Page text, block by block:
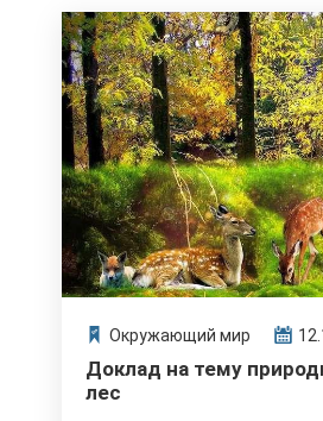
Окружающий мир
Доклад на тему
лес